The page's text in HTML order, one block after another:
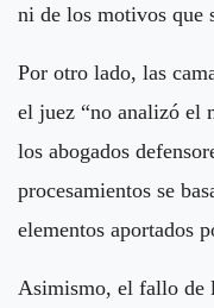
ni de los motivos que
Por otro lado, las
el juez “no analizó el
los abogados
procesamientos se
elementos aportados
Asimismo, el fallo de